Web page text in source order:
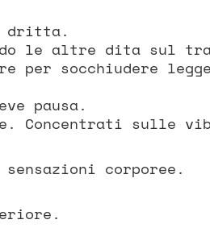
dritta.
le altre dita sul
socchiudere
pausa.
Concentrati sulle
corporee.